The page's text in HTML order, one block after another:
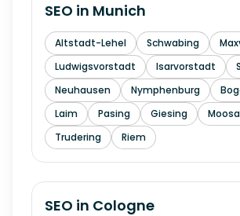
SEO in Munich
Altstadt-Lehel Schwabing
Ludwigsvorstadt
Isarvorstadt
Neuhausen
Nymphenburg
Laim
Pasing Giesing
Trudering
Riem
SEO in Cologne